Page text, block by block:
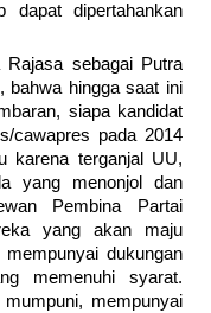
dipertahankan
Rajasa sebagai Putra
bahwa hingga saat ini
siapa kandidat
cawapres pada 2014
karena terganjal UU,
yang menonjol dan
Pembina Partai
yang akan maju
dukungan
memenuhi syarat.
mempunyai